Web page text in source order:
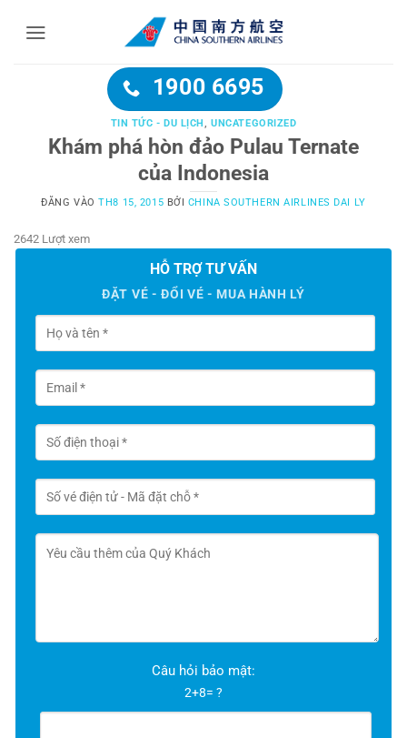
1900 6695
TIN TỨC - DU LỊCH,UNCATEGORIZED
Khám phá hòn đảo Pulau Ternate
của Indonesia
ĐĂNG VÀOTH8 15, 2015 BỞI CHINA SOUTHERN AIRLINES DAI LY
2642 Lượt xem
HỖ TRỢ TƯ VẤN
ĐẶT VÉ - ĐỔI VÉ - MUA HÀNH LÝ
Câu hỏi bảo mật:
2+8= ?